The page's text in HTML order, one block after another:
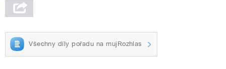
Všechny díly pořadu na mujRozhlas